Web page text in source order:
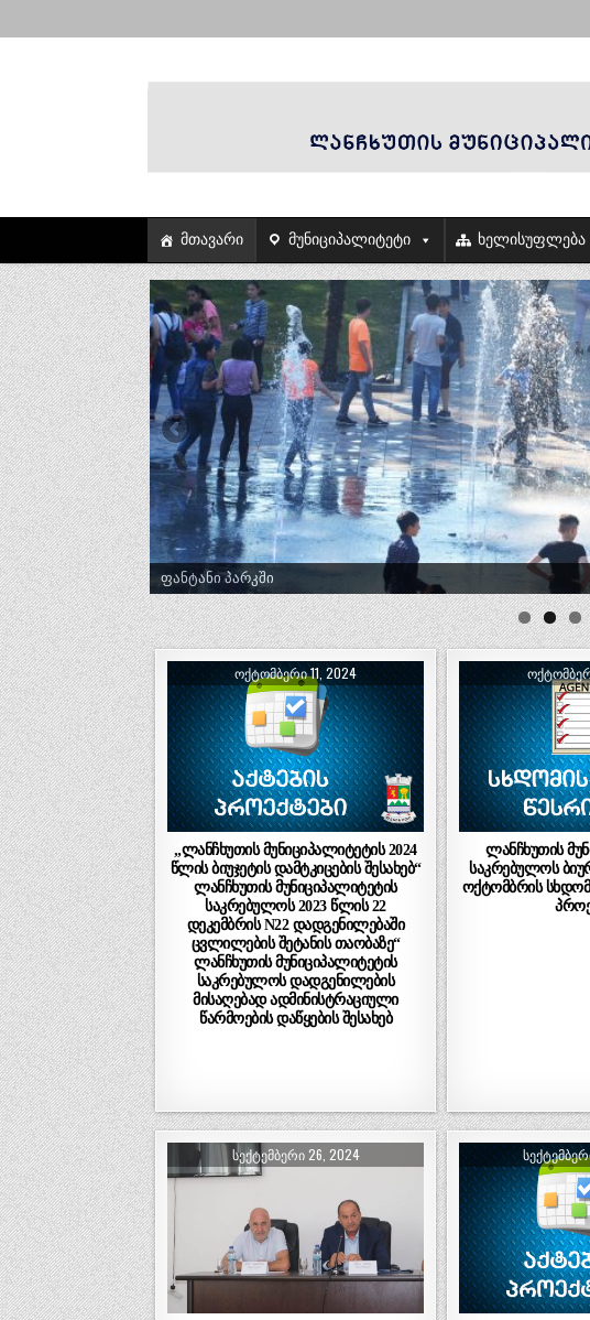
მთავარი მუნიციპალიტეტი ხელისუფლება
ფანტანი პარკში
ᲝᲥᲢᲝᲛᲑᲔᲠᲘ 11, 2024
„ლანჩხუთის მუნიციპალიტეტის 2024
წლის ბიუჯეტის დამტკიცების შესახებ“
ლანჩხუთის მუნიციპალიტეტის
საკრებულოს 2023 წლის 22
დეკემბრის N22 დადგენილებაში
ცვლილების შეტანის თაობაზე“
ლანჩხუთის მუნიციპალიტეტის
საკრებულოს დადგენილების
მისაღებად ადმინისტრაციული
წარმოების დაწყების შესახებ
ლანჩხუთის
საკრებულოს
ოქტომბრის
ᲡᲔᲥᲢᲔᲛᲑᲔᲠᲘ 26, 2024